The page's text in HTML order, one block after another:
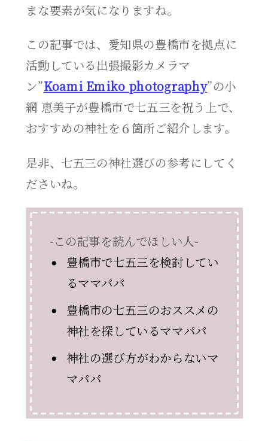
まな要素が気になりますね。
この記事では、愛知県の豊橋市を拠点に
活動している出張撮影カメラマ
ン”Koami Emiko photography”の小
網 恵美子が豊橋市で七五三を祝う上で、
おすすめの神社を６箇所ご紹介します。
是非、七五三の神社選びの参考にしてく
ださいね。
-この記事を読んでほしい人-
豊橋市で七五三を検討してい
るママパパ
豊橋市の七五三のおススメの
神社を探しているママパパ
神社の選び方がわからないマ
マパパ